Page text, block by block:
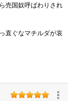
売国奴呼ばわりされ
直ぐなマチルダが哀